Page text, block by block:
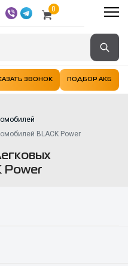
0
ЗВОНОК ПОДБОР АКБ
BLACK Power
Power